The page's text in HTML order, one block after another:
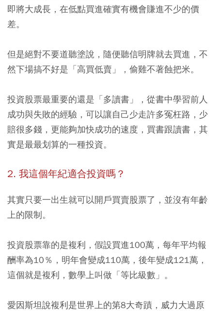
即將大成長，在低點買進確實有機會賺進不少的價
差。
但是絕對不要道聽塗說，隨便聽信明牌就去買進，不
然下場搞不好是「高買低賣」，偷雞不著蝕把米。
投資股票最重要的還是「多讀書」，從書中學習前人
成功與失敗的經驗，可以讓自己少走許多冤枉路，少
賠很多錢 ，更能夠加快成功的速度，買書跟讀書，其
實是最最划算的一種投資。
2. 我這個年紀適合投資嗎？
其實只要一出生就可以開戶買賣股票了，並沒有年齡
上的限制。
投資股票靠的是複利，假設買進100萬，每年平均報
酬率為10％，明年會變成110萬，後年變成121萬，
這個就是複利，數學上叫做「等比級數」。
愛因斯坦說複利是世界上的第8大奇蹟，威力大過原